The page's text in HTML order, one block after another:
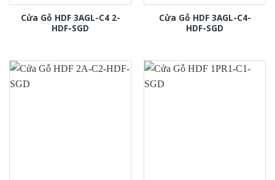
Cửa Gỗ HDF 3AGL-C4 2-
HDF-SGD
Cửa Gỗ HDF 3AGL-C4-
HDF-SGD